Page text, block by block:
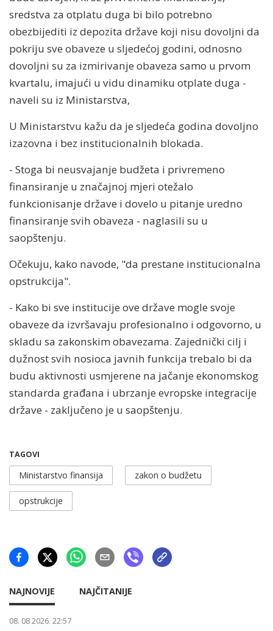
sredstva za otplatu duga bi bilo potrebno
obezbijediti iz depozita države koji nisu dovoljni da
pokriju sve obaveze u sljedećoj godini, odnosno
dovoljni su za izmirivanje obaveza samo u prvom
kvartalu, imajući u vidu dinamiku otplate duga -
naveli su iz Ministarstva,
U Ministarstvu kažu da je sljedeća godina dovoljno
izazovna i bez institucionalnih blokada.
- Stoga bi neusvajanje budžeta i privremeno
finansiranje u značajnoj mjeri otežalo
funkcionisanje države i dovelo u pitanje uredno
finansiranje svih obaveza - naglasili su u
saopštenju.
Očekuju, kako navode, "da prestane institucionalna
opstrukcija".
- Kako bi sve institucije ove države mogle svoje
obaveze da izvršavaju profesionalno i odgovorno, u
skladu sa zakonskim obavezama. Zajednički cilj i
dužnost svih nosioca javnih funkcija trebalo bi da
budu aktivnosti usmjerene na jačanje ekonomskog
standarda građana i ubrzanje evropske integracije
države - zaključeno je u saopštenju.
TAGOVI
Ministarstvo finansija zakon o budžetu
opstrukcije
NAJNOVIJE NAJČITANIJE
08. 08 2026. 22:57